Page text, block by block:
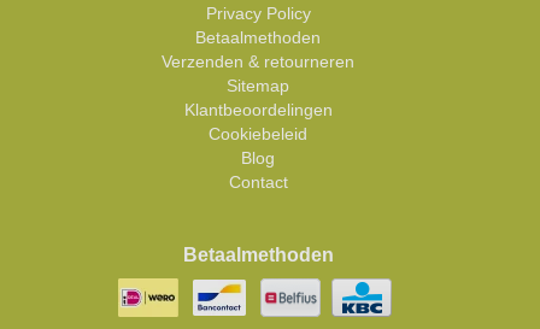
Privacy Policy
Betaalmethoden
Verzenden & retourneren
Sitemap
Klantbeoordelingen
Cookiebeleid
Blog
Contact
Betaalmethoden